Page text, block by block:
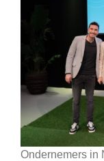
Ondernemers in